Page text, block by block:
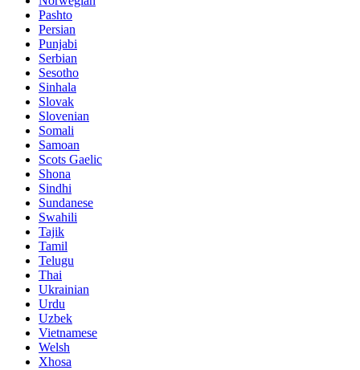
Pashto
Persian
Punjabi
Serbian
Sesotho
Sinhala
Slovak
Slovenian
Somali
Samoan
Scots Gaelic
Shona
Sindhi
Sundanese
Swahili
Tajik
Tamil
Telugu
Thai
Ukrainian
Urdu
Uzbek
Vietnamese
Welsh
Xhosa